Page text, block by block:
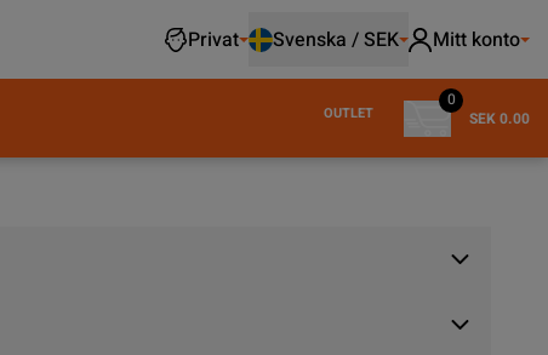
Privat
Svenska / SEK Mitt konto
OUTLET
0
SEK 0.00